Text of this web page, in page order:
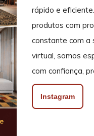
rápido e
produtos com
constante com a
virtual, somos
com confiança,
Instagram